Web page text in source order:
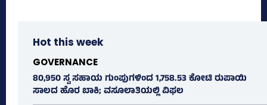
Hot this week
GOVERNANCE
80,950 ಸ್ವ ಸಹಾಯ ಗುಂಪುಗಳಿಂದ 1,758.53 ಕೋಟಿ ರುಪಾಯಿ
ಸಾಲದ ಹೊರ ಬಾಕಿ; ವಸೂಲಾತಿಯಲ್ಲಿ ವಿಫಲ